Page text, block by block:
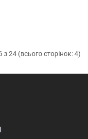
з 24 (всього сторінок: 4)